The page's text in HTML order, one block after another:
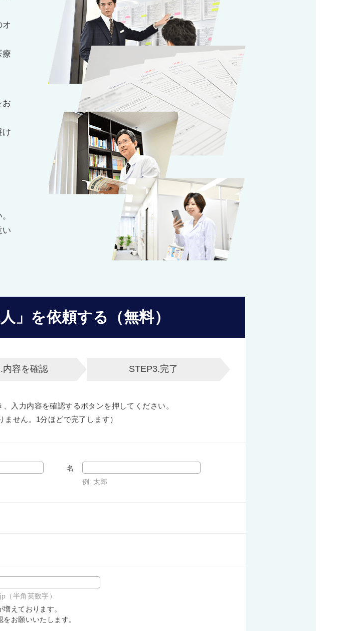
療
お
け
い
」を依頼する（無料）
内容を確認 STEP3.完了
入力内容を確認するボタンを押してください。
ません。1分ほどで完了します）
名
例: 太郎
半角英数字）
えております。
お願いいたします。